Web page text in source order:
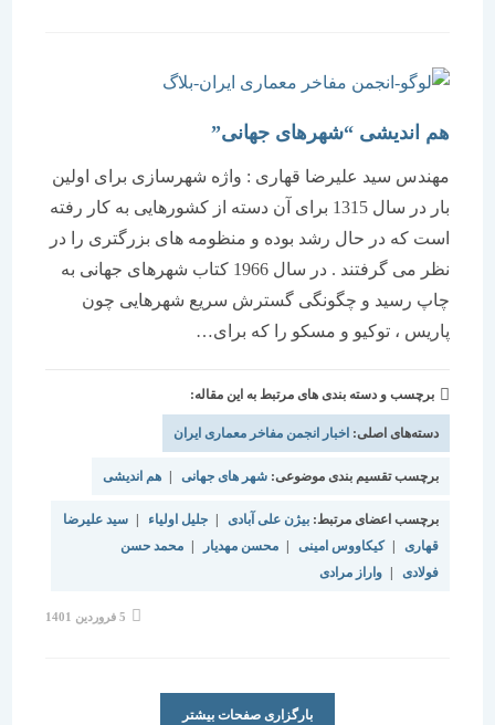
هم اندیشی “شهرهای جهانی”
مهندس سید علیرضا قهاری : واژه شهرسازی برای اولین
بار در سال 1315 برای آن دسته از کشورهایی به کار رفته
است که در حال رشد بوده و منظومه های بزرگتری را در
نظر می گرفتند . در سال 1966 کتاب شهرهای جهانی به
چاپ رسید و چگونگی گسترش سریع شهرهایی چون
پاریس ، توکیو و مسکو را که برای…
برچسب و دسته بندی های مرتبط به این مقاله:
دسته‌های اصلی:اخبار انجمن مفاخر معماری ایران
برچسب تقسیم بندی موضوعی:شهر های جهانی | هم اندیشی
برچسب اعضای مرتبط: بیژن علی آبادی | جلیل اولیاء |
سید علیرضا
| کیکاووس امینی | محسن مهدیار | محمد حسن
| واراز مرادی
بارگزاری صفحات بیشتر